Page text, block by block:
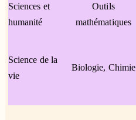
Sciences et
humanité
Outils
mathématiques
Science de la
vie
Biologie, Chimie